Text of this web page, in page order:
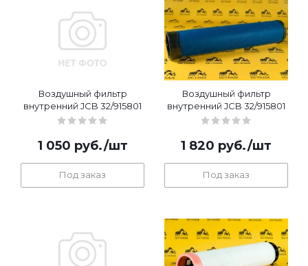
Воздушный фильтр
внутренний JCB 32/915801
1 050 руб./шт
Под заказ
Воздушный фильтр
внутренний JCB 32/915801
1 820 руб./шт
Под заказ